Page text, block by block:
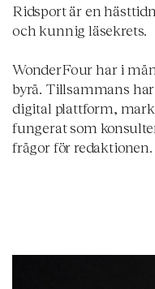
Ridsport är en
och kunnig läsekrets.
WonderFour har i
byrå. Tillsammans
digital plattform,
fungerat som
frågor för redaktionen.